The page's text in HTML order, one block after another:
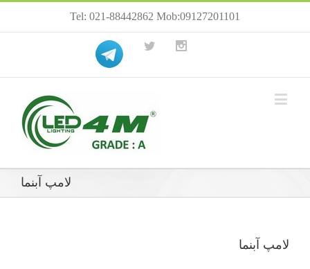
Tel: 021-88442862 Mob:09127201101
لامپ آبنما
لامپ آبنما